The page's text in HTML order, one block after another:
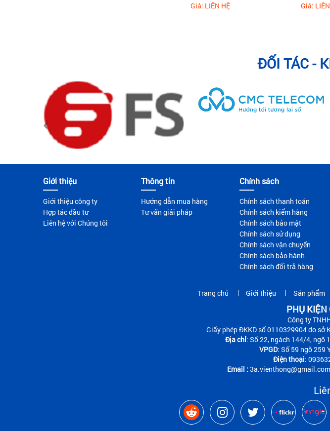
Giá: LIÊN HỆ
Giá:
ĐỐI TÁC -
Giới thiệu
Giới thiệu công ty
Hợp tác đầu tư
Liên hệ với Chúng tôi
Thông tin
Hướng dẫn mua hàng
Tư vấn giải pháp
Chính sách
Chính sách thanh toán
Chính sách kiểm hàng
Chính sách bảo mật
Chính sách sử dụng
Chính sách vận chuyển
Chính sách bảo hành
Chính sách đổi trả hàng
Trang chủ Giới thiệu Sản phẩm
PHỤ KIỆN
Công ty
Giấy phép ĐKKD số 0110329904 do sở
Địa chỉ: Số 22, ngách 144/4, ngõ
VPGD: Số 59 ngõ 259
Điện thoại:
Email :